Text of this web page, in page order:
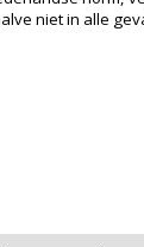
niet in alle